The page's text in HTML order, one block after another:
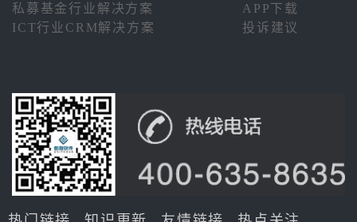
私募基金行业解决方案
APP下载
ICT行业CRM解决方案
投诉建议